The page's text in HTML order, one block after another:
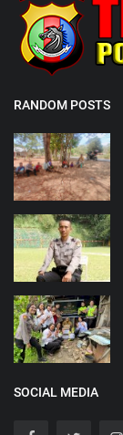
RANDOM POSTS
SOCIAL MEDIA